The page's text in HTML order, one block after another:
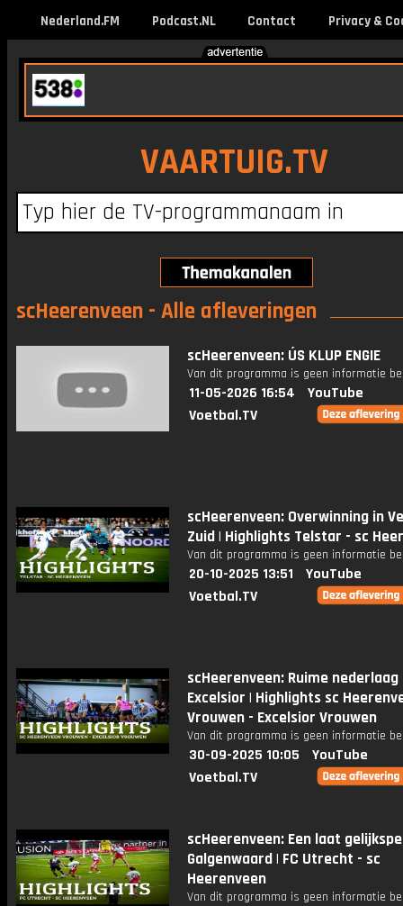
Nederland.FM Podcast.NL Contact Privacy &
VAARTUIG.TV
scHeerenveen - Alle afleveringen
scHeerenveen: ÚS KLUP ENGIE
Van dit programma is geen informatie
11-05-2026 16:54
YouTube
Voetbal.TV
scHeerenveen: Overwinning in
Zuid | Highlights Telstar - sc
Van dit programma is geen informatie
20-10-2025 13:51
YouTube
Voetbal.TV
scHeerenveen: Ruime
Excelsior | Highlights sc
Vrouwen - Excelsior Vrouwen
Van dit programma is geen informatie
30-09-2025 10:05
YouTube
Voetbal.TV
scHeerenveen: Een laat
Galgenwaard | FC Utrecht - sc
Heerenveen
Van dit programma is geen informatie